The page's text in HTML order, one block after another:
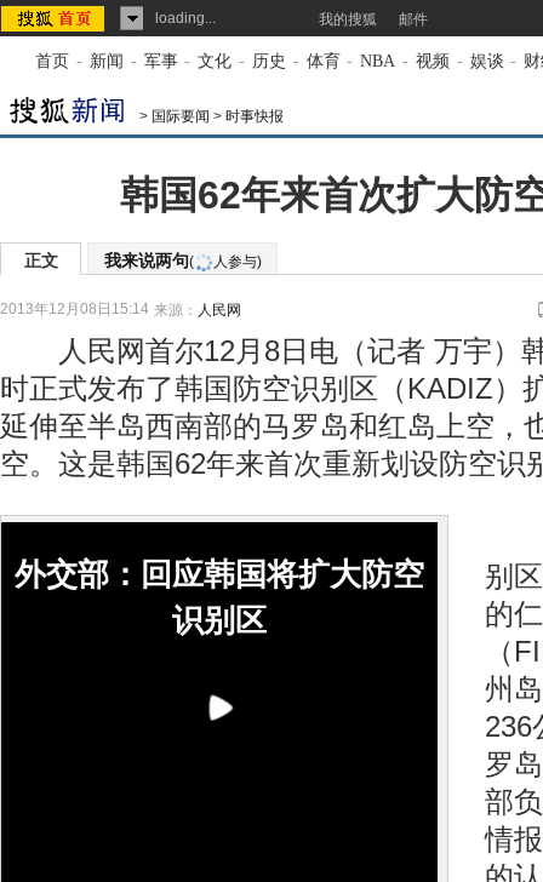
loading... 我的搜狐 邮件
首页 - 新闻 - 军事 - 文化 - 历史 - 体育 - NBA - 视频 - 娱谈 -
> 国际要闻 > 时事快报
韩国62年来首次扩大防
正文 我来说两句( 人参与)
2013年12月08日15:14 来源： 人民网
人民网首尔12月8日电（记者 万宇）
时正式发布了韩国防空识别区（KADIZ）
延伸至半岛西南部的马罗岛和红岛上空，
空。这是韩国62年来首次重新划设防空识
外交部：回应韩国将扩大防空
识别区
别
的
（
州
236
罗
部
情